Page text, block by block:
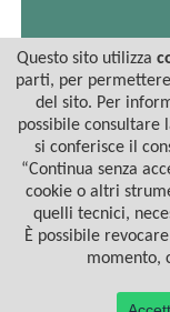
IL CORPO DEL
I SUOI SEGNALI
Questo sito utilizza
parti, per
del sito. Per
possibile consultare
si conferisce il
“Continua senza
cookie o altri
quelli tecnici,
È possibile
momento,